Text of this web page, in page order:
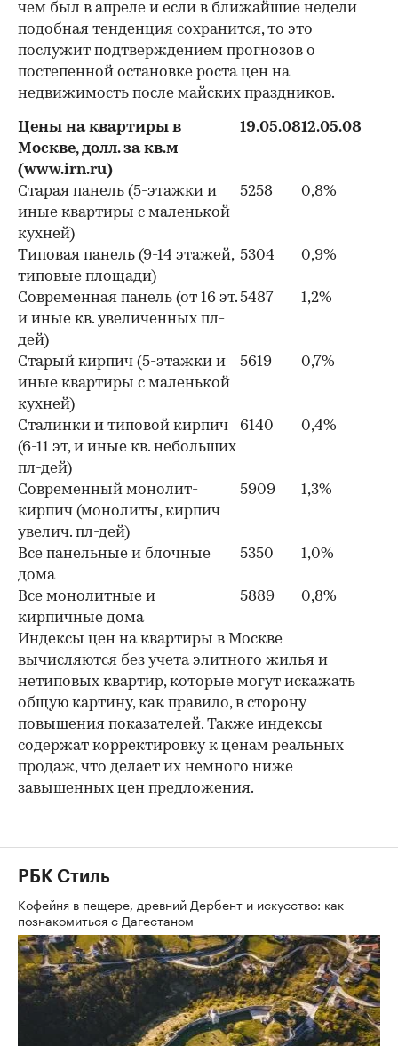
чем был в апреле и если в ближайшие недели
подобная тенденция сохранится, то это
послужит подтверждением прогнозов о
постепенной остановке роста цен на
недвижимость после майских праздников.
Цены на квартиры в
Москве, долл. за кв.м
(www.irn.ru)
19.05.0812.05.08
Старая панель (5-этажки и
иные квартиры с маленькой
кухней)
5258 0,8%
Типовая панель (9-14 этажей,
типовые площади)
5304 0,9%
Современная панель (от 16 эт.
и иные кв. увеличенных пл-
дей)
5487 1,2%
Старый кирпич (5-этажки и
иные квартиры с маленькой
кухней)
5619 0,7%
Сталинки и типовой кирпич
(6-11 эт, и иные кв. небольших
пл-дей)
6140 0,4%
Современный монолит-
кирпич (монолиты, кирпич
увелич. пл-дей)
5909 1,3%
Все панельные и блочные
дома
5350 1,0%
Все монолитные и
кирпичные дома
5889 0,8%
Индексы цен на квартиры в Москве
вычисляются без учета элитного жилья и
нетиповых квартир, которые могут искажать
общую картину, как правило, в сторону
повышения показателей. Также индексы
содержат корректировку к ценам реальных
продаж, что делает их немного ниже
завышенных цен предложения.
РБК Стиль
Кофейня в пещере, древний Дербент и искусство: как
познакомиться с Дагестаном